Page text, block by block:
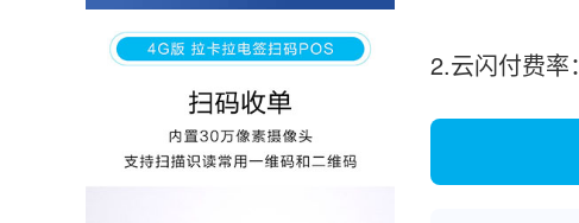
好，但是可以接受。售后服务好整体比较满意。
周先生
2.云闪付费率